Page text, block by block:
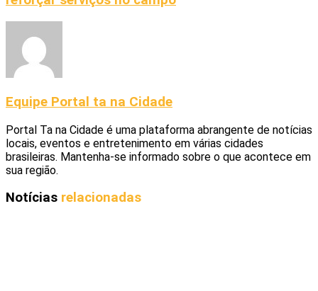
Equipe Portal ta na Cidade
Portal Ta na Cidade é uma plataforma abrangente de notícias
locais, eventos e entretenimento em várias cidades
brasileiras. Mantenha-se informado sobre o que acontece em
sua região.
Notícias relacionadas